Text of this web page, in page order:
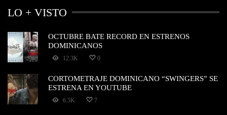
LO + VISTO
OCTUBRE BATE RECORD EN ESTRENOS
DOMINICANOS
12.3K 0
CORTOMETRAJE DOMINICANO “SWINGERS” SE
ESTRENA EN YOUTUBE
6.5K 7